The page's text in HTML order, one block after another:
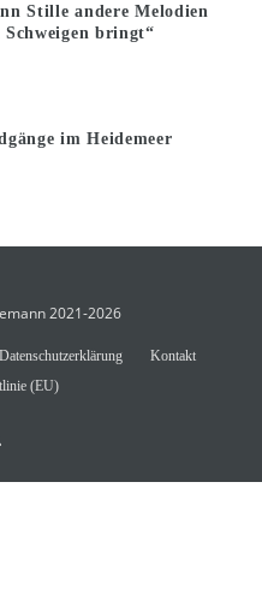
Stille andere Melodien
Schweigen bringt“
im Heidemeer
2021-2026
Datenschutzerklärung
Kontakt
(EU)